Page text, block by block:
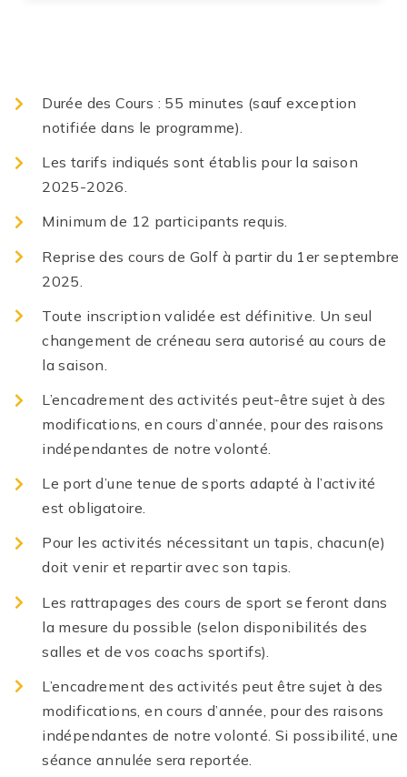
Durée des Cours : 55 minutes (sauf exception
notifiée dans le programme).
Les tarifs indiqués sont établis pour la saison
2025-2026.
Minimum de 12 participants requis.
Reprise des cours de Golf à partir du 1er septembre
2025.
Toute inscription validée est définitive. Un seul
changement de créneau sera autorisé au cours de
la saison.
L’encadrement des activités peut-être sujet à des
modifications, en cours d’année, pour des raisons
indépendantes de notre volonté.
Le port d’une tenue de sports adapté à l’activité
est obligatoire.
Pour les activités nécessitant un tapis, chacun(e)
doit venir et repartir avec son tapis.
Les rattrapages des cours de sport se feront dans
la mesure du possible (selon disponibilités des
salles et de vos coachs sportifs).
L’encadrement des activités peut être sujet à des
modifications, en cours d’année, pour des raisons
indépendantes de notre volonté. Si possibilité, une
séance annulée sera reportée.